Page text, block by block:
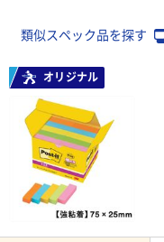
類似スペック品を探す
オリジナル